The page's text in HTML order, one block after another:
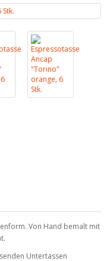
Von Hand bemalt mit
Untertassen